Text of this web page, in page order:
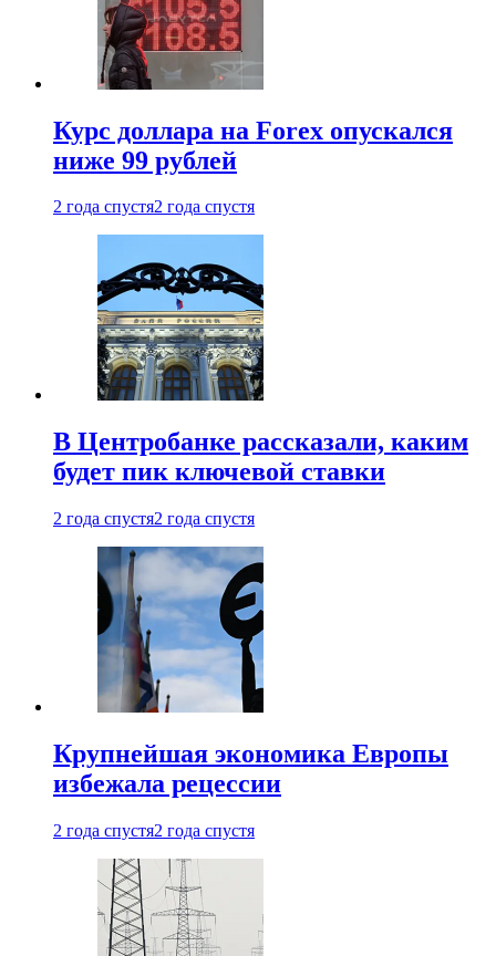
Курс доллара на Forex опускался
ниже 99 рублей
2 года спустя2 года спустя
В Центробанке рассказали, каким
будет пик ключевой ставки
2 года спустя2 года спустя
Крупнейшая экономика Европы
избежала рецессии
2 года спустя2 года спустя